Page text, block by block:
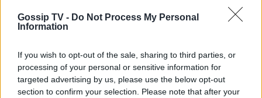
Gossip TV - Do Not Process My Personal
Information
If you wish to opt-out of the sale, sharing to third parties, or
processing of your personal or sensitive information for
targeted advertising by us, please use the below opt-out
section to confirm your selection. Please note that after your